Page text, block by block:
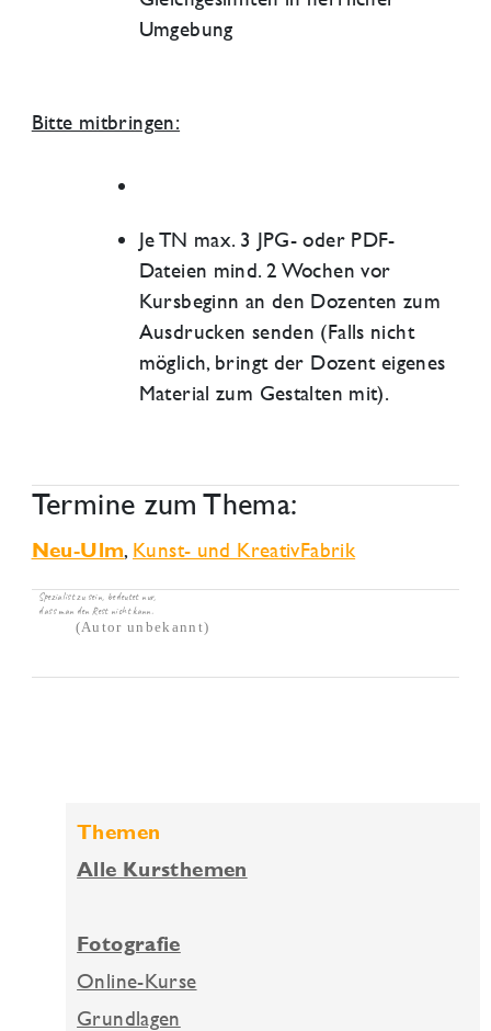
Umgebung
Bitte mitbringen:
Je TN max. 3 JPG- oder PDF-
Dateien mind. 2 Wochen vor
Kursbeginn an den Dozenten zum
Ausdrucken senden (Falls nicht
möglich, bringt der Dozent eigenes
Material zum Gestalten mit).
Termine zum Thema:
Neu-Ulm, Kunst- und KreativFabrik
Spezialist zu sein, bedeutet nur,
dass man den Rest nicht kann.
(Autor unbekannt)
Themen
Alle Kursthemen
Fotografie
Online-Kurse
Grundlagen